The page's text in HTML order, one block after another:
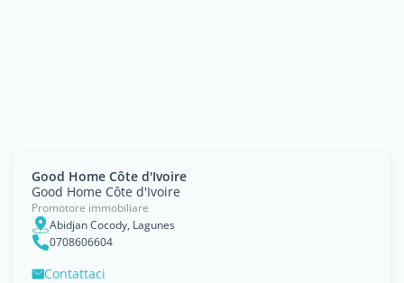
Good Home Côte d'Ivoire
Good Home Côte d'Ivoire
Promotore immobiliare
Abidjan Cocody, Lagunes
0708606604
Contattaci